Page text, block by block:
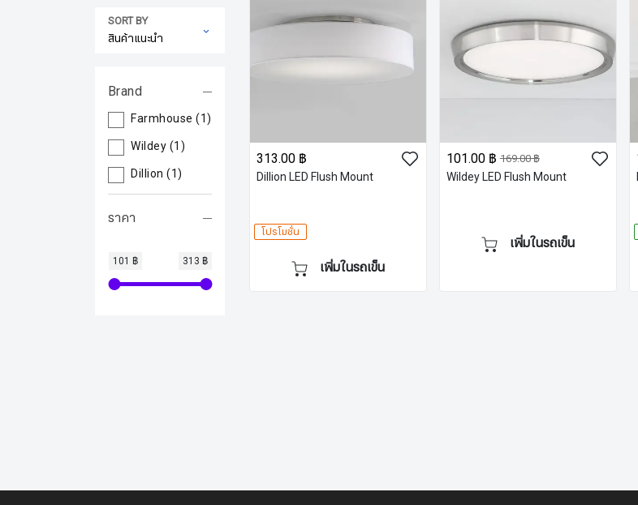
SORT BY
Brand
Farmhouse (1)
Wildey(1)
Dillion (1)
ราคา
101 ฿ 313 ฿
313.00 ฿
Dillion LED Flush Mount
โปรโมชั่น
เพิ่มในรถเข็น
101.00 ฿ 169.00 ฿
Wildey LED Flush Mount
เพิ่มในรถเข็น